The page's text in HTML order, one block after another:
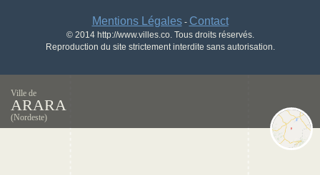
Mentions Légales- Contact
© 2014 http://www.villes.co. Tous droits réservés.
Reproduction du site strictement interdite sans autorisation.
Ville de
ARARA
(Nordeste)